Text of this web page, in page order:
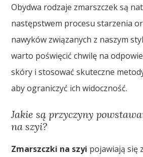
Obydwa rodzaje zmarszczek są
następstwem procesu starzenia
nawyków związanych z naszym
warto poświęcić chwilę na
skóry i stosować skuteczne
aby ograniczyć ich widoczność.
Jakie są przyczyny
na szyi?
Zmarszczki na szyi pojawiają się